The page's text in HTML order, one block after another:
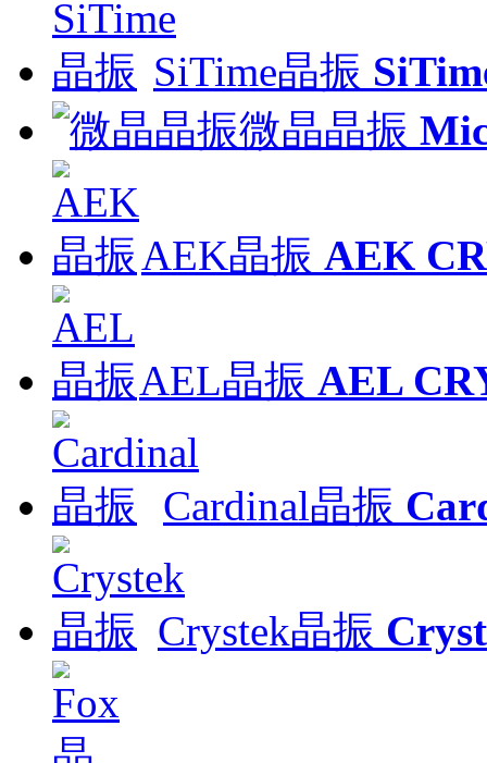
SiTime晶振
微晶晶振
AEK晶振 AEK
AEL晶振 AEL
Cardinal晶振
Crystek晶振